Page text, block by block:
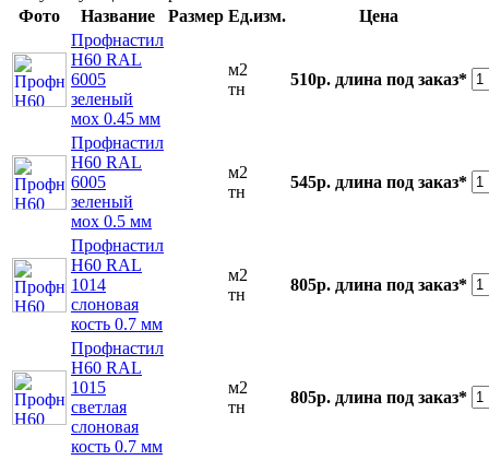
Фото
Название Размер Ед.изм.
Цена
Профнастил
Н60 RAL
6005
зеленый
мох 0.45 мм
м2
тн
510р. длина под заказ*
Профнастил
Н60 RAL
6005
зеленый
мох 0.5 мм
м2
тн
545р. длина под заказ*
Профнастил
Н60 RAL
1014
слоновая
кость 0.7 мм
м2
тн
805р. длина под заказ*
Профнастил
Н60 RAL
1015
светлая
слоновая
кость 0.7 мм
м2
тн
805р. длина под заказ*